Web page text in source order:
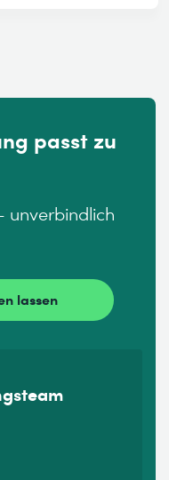
passt zu
unverbindlich
lassen